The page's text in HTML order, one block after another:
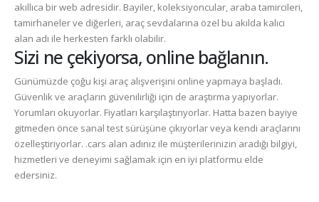
akıllıca bir web adresidir. Bayiler, koleksiyoncular, araba tamircileri,
tamirhaneler ve diğerleri, araç sevdalarına özel bu akılda kalıcı
alan adı ile herkesten farklı olabilir.
Sizi ne çekiyorsa, online bağlanın.
Günümüzde çoğu kişi araç alışverişini online yapmaya başladı.
Güvenlik ve araçların güvenilirliği için de araştırma yapıyorlar.
Yorumları okuyorlar. Fiyatları karşılaştırıyorlar. Hatta bazen bayiye
gitmeden önce sanal test sürüşüne çıkıyorlar veya kendi araçlarını
özelleştiriyorlar. .cars alan adınız ile müşterilerinizin aradığı bilgiyi,
hizmetleri ve deneyimi sağlamak için en iyi platformu elde
edersiniz.